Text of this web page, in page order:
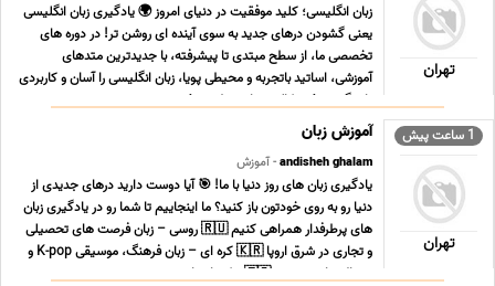
تهران
زبان انگلیسی؛ کلید موفقیت در دنیای امروز 🌍 یادگیری زبان انگلیسی
یعنی گشودن درهای جدید به سوی آینده ای روشن تر! در دوره های
تخصصی ما، از سطح مبتدی تا پیشرفته، با جدیدترین متدهای
آموزشی، اساتید باتجربه و محیطی پویا، زبان انگلیسی را آسان و کاربردی
یاد بگیرید. ✅ مکالمه روان و طبیعی ✅ ... ...
1 ساعت پیش
تهران
آموزش زبان
andisheh ghalam- آموزش
یادگیری زبان های روز دنیا با ما! 🎯 آیا دوست دارید درهای جدیدی از
دنیا رو به روی خودتون باز کنید؟ ما اینجاییم تا شما رو در یادگیری زبان
های پرطرفدار همراهی کنیم 🇷🇺 روسی – زبان فرصت های تحصیلی
و تجاری در شرق اروپا 🇰🇷 کره ای – زبان فرهنگ، موسیقی K-pop و
سریال های محبوب 🇹🇷 ترکی استان ... ...